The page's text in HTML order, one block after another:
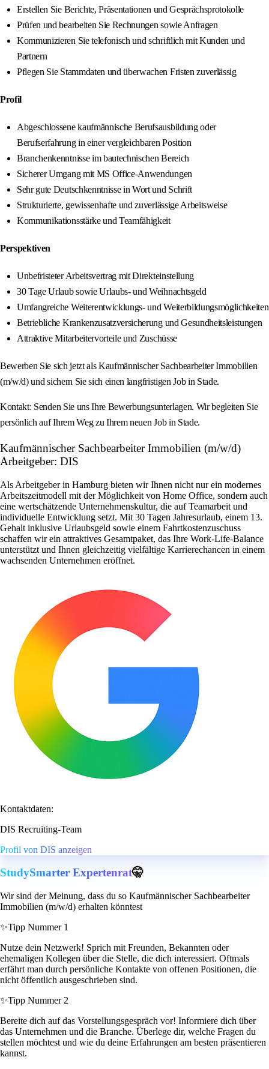
Erstellen Sie Berichte, Präsentationen und Gesprächsprotokolle
Prüfen und bearbeiten Sie Rechnungen sowie Anfragen
Kommunizieren Sie telefonisch und schriftlich mit Kunden und
Partnern
Pflegen Sie Stammdaten und überwachen Fristen zuverlässig
Profil
Abgeschlossene kaufmännische Berufsausbildung oder
Berufserfahrung in einer vergleichbaren Position
Branchenkenntnisse im bautechnischen Bereich
Sicherer Umgang mit MS Office-Anwendungen
Sehr gute Deutschkenntnisse in Wort und Schrift
Strukturierte, gewissenhafte und zuverlässige Arbeitsweise
Kommunikationsstärke und Teamfähigkeit
Perspektiven
Unbefristeter Arbeitsvertrag mit Direkteinstellung
30 Tage Urlaub sowie Urlaubs- und Weihnachtsgeld
Umfangreiche Weiterentwicklungs- und Weiterbildungsmöglichkeiten
Betriebliche Krankenzusatzversicherung und Gesundheitsleistungen
Attraktive Mitarbeitervorteile und Zuschüsse
Bewerben Sie sich jetzt als Kaufmännischer Sachbearbeiter Immobilien
(m/w/d) und sichern Sie sich einen langfristigen Job in Stade.
Kontakt: Senden Sie uns Ihre Bewerbungsunterlagen. Wir begleiten Sie
persönlich auf Ihrem Weg zu Ihrem neuen Job in Stade.
Kaufmännischer Sachbearbeiter Immobilien (m/w/d)
Arbeitgeber: DIS
Als Arbeitgeber in Hamburg bieten wir Ihnen nicht nur ein modernes
Arbeitszeitmodell mit der Möglichkeit von Home Office, sondern auch
eine wertschätzende Unternehmenskultur, die auf Teamarbeit und
individuelle Entwicklung setzt. Mit 30 Tagen Jahresurlaub, einem 13.
Gehalt inklusive Urlaubsgeld sowie einem Fahrtkostenzuschuss
schaffen wir ein attraktives Gesamtpaket, das Ihre Work-Life-Balance
unterstützt und Ihnen gleichzeitig vielfältige Karrierechancen in einem
wachsenden Unternehmen eröffnet.
Kontaktdaten:
DIS Recruiting-Team
Profil von DIS anzeigen
StudySmarter Expertenrat🤫
Wir sind der Meinung, dass du so Kaufmännischer Sachbearbeiter
Immobilien (m/w/d) erhalten könntest
✨Tipp Nummer 1
Nutze dein Netzwerk! Sprich mit Freunden, Bekannten oder
ehemaligen Kollegen über die Stelle, die dich interessiert. Oftmals
erfährt man durch persönliche Kontakte von offenen Positionen, die
nicht öffentlich ausgeschrieben sind.
✨Tipp Nummer 2
Bereite dich auf das Vorstellungsgespräch vor! Informiere dich über
das Unternehmen und die Branche. Überlege dir, welche Fragen du
stellen möchtest und wie du deine Erfahrungen am besten präsentieren
kannst.